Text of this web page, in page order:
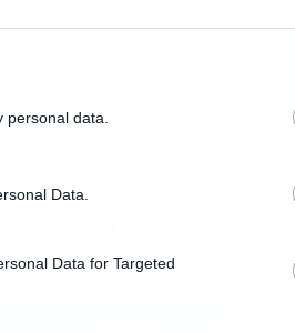
data.
Data.
Data for Targeted
de